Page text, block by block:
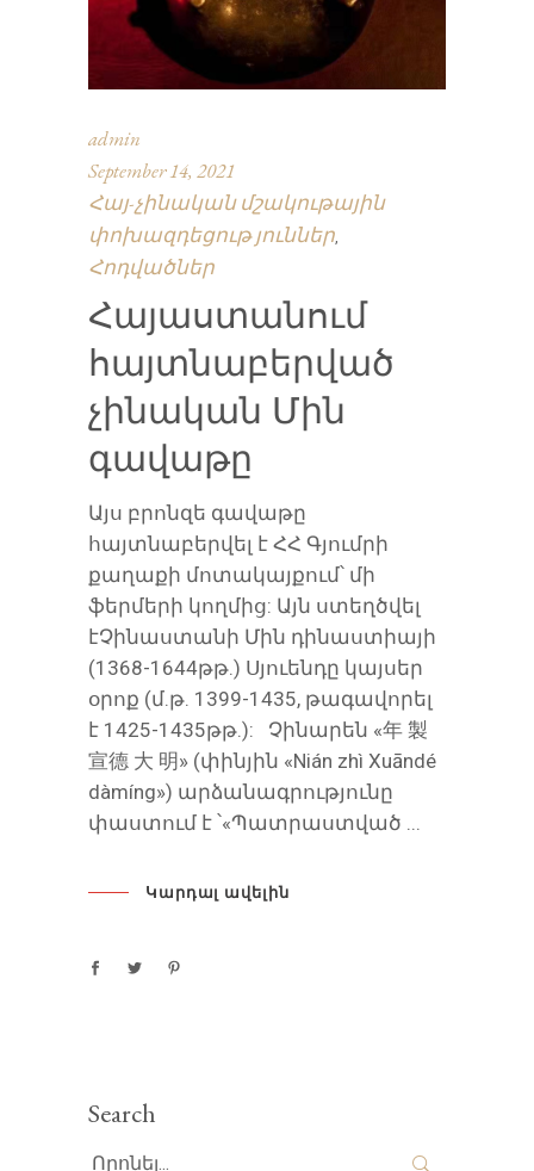
admin
September 14, 2021
Հայ-չինական մշակութային
փոխազդեցութ յուններ
Հոդվածներ
Հայաստանում
հայտնաբերված
չինական Մին
գավաթը
Այս բրոնզե գավաթը
հայտնաբերվել է ՀՀ Գյումրի
քաղաքի մոտակայքում՝ մի
ֆերմերի կողմից: Այն ստեղծվել
էՉինաստանի Մին դինաստիայի
(1368-1644թթ.) Սյուենդը կայսեր
օրոք (մ.թ. 1399-1435, թագավորել
է 1425-1435թթ.): Չինարեն «年 製
宣德 大 明» (փինյին «Nián zhì Xuāndé
dàmíng») արձանագրությունը
փաստում է ՝«Պատրաստված
Կարդալ ավելին
Search
Search